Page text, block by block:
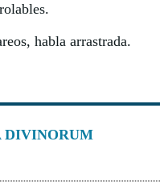
habla arrastrada.
DIVINORUM